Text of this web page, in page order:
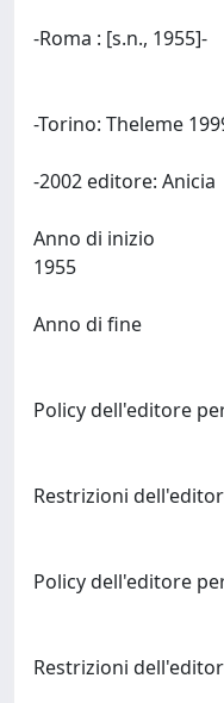
-Roma : [s.n., 1955]-
-Torino: Theleme
Anno di inizio
Anno di fine
Policy dell'editore
Restrizioni
Policy dell'editore
Restrizioni